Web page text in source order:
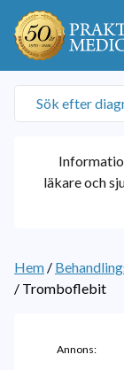
läkare och
Hem /
/ Tromboflebit
Annons: